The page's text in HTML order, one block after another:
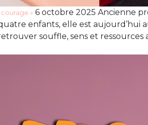
» 6 octobre 2025 Ancienne
enfants, elle est
souffle, sens et